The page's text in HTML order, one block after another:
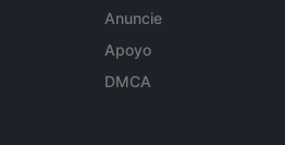
Anuncie
Apoyo
DMCA